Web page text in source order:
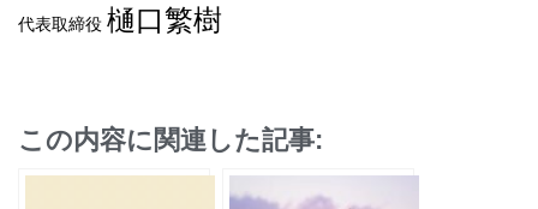
代表取締役 樋口繁樹
この内容に関連した記事: